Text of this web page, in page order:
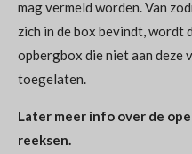
mag vermeld worden. Van
zich in de box bevindt, wordt
opbergbox die niet aan
toegelaten.
Later meer info over de
reeksen.